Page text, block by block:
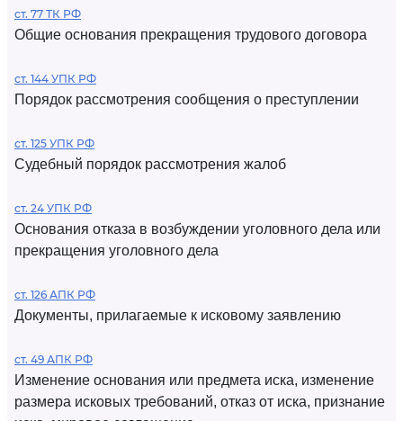
ст. 77 ТК РФ
Общие основания прекращения трудового договора
ст. 144 УПК РФ
Порядок рассмотрения сообщения о преступлении
ст. 125 УПК РФ
Судебный порядок рассмотрения жалоб
ст. 24 УПК РФ
Основания отказа в возбуждении уголовного дела или
прекращения уголовного дела
ст. 126 АПК РФ
Документы, прилагаемые к исковому заявлению
ст. 49 АПК РФ
Изменение основания или предмета иска, изменение
размера исковых требований, отказ от иска, признание